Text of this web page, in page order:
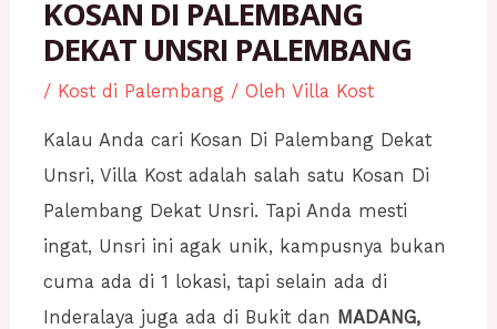
KOSAN DI PALEMBANG
DEKAT UNSRI PALEMBANG
/ Kost di Palembang/ Oleh Villa Kost
Kalau Anda cari Kosan Di Palembang Dekat
Unsri, Villa Kost adalah salah satu Kosan Di
Palembang Dekat Unsri. Tapi Anda mesti
ingat, Unsri ini agak unik, kampusnya bukan
cuma ada di 1 lokasi, tapi selain ada di
Inderalaya juga ada di Bukit dan MADANG,